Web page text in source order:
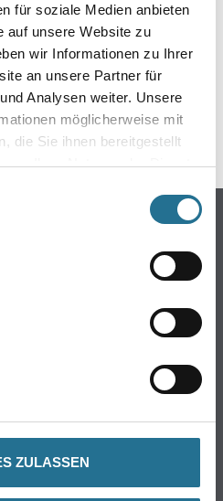
für soziale Medien anbieten
auf unsere Website zu
wir Informationen zu Ihrer
an unsere Partner für
Analysen weiter. Unsere
möglicherweise mit
die Sie ihnen bereitgestellt
Ihrer Nutzung der Dienste
ZULASSEN
schon an der Lösung und
wie möglich beheben.
unseren Online-Shop
sich inspirieren.
ONLINE-SHOP